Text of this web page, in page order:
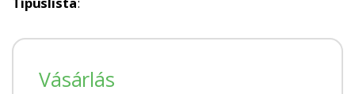
Vásárlás